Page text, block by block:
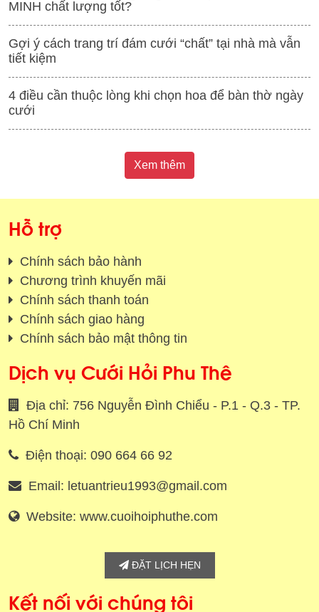
MINH chất lượng tốt?
Gợi ý cách trang trí đám cưới “chất” tại nhà mà vẫn
tiết kiệm
4 điều cần thuộc lòng khi chọn hoa để bàn thờ ngày
cưới
Xem thêm
Hỗ trợ
Chính sách bảo hành
Chương trình khuyến mãi
Chính sách thanh toán
Chính sách giao hàng
Chính sách bảo mật thông tin
Dịch vụ Cưới Hỏi Phu Thê
Địa chỉ: 756 Nguyễn Đình Chiểu - P.1 - Q.3 - TP.
Hồ Chí Minh
Điện thoại: 090 664 66 92
Email: letuantrieu1993@gmail.com
Website: www.cuoihoiphuthe.com
ĐẶT LỊCH HẸN
Kết nối với chúng tôi